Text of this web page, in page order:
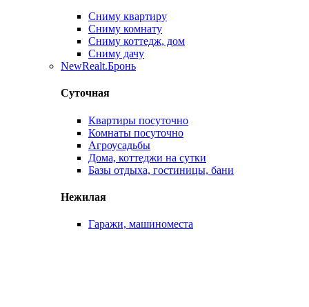
Сниму квартиру
Сниму комнату
Сниму коттедж, дом
Сниму дачу
NewRealt.Бронь
Суточная
Квартиры посуточно
Комнаты посуточно
Агроусадьбы
Дома, коттеджи на сутки
Базы отдыха, гостиницы, бани
Нежилая
Гаражи, машиноместа